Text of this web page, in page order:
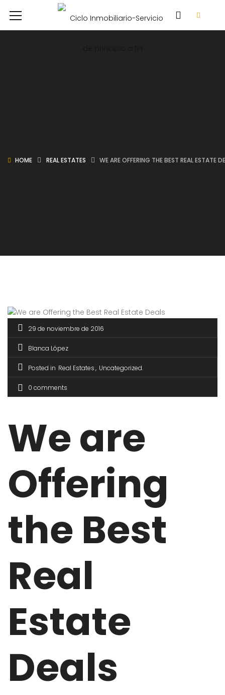
HOME REAL ESTATES WE ARE OFFERING THE BEST REAL ESTATE
29 de noviembre de 2016
Blanca López
Posted in Real Estates Uncategorized
0 comments
We are
Offering
the Best
Real
Estate
Deals